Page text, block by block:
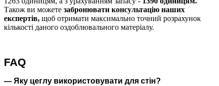
Також ви можете забронювати консультацію наших
експертів, щоб отримати максимально точний розрахунок
кількості даного оздоблювального матеріалу.
FAQ
— Яку цеглу використовувати для стін?